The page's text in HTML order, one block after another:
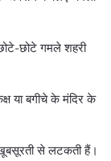
छोटे गमले शहरी
या बगीचे के मंदिर के
से लटकती हैं।